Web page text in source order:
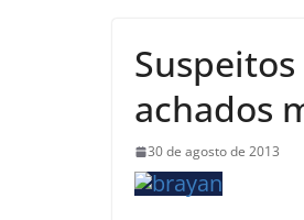
achados
30 de agosto de 2013